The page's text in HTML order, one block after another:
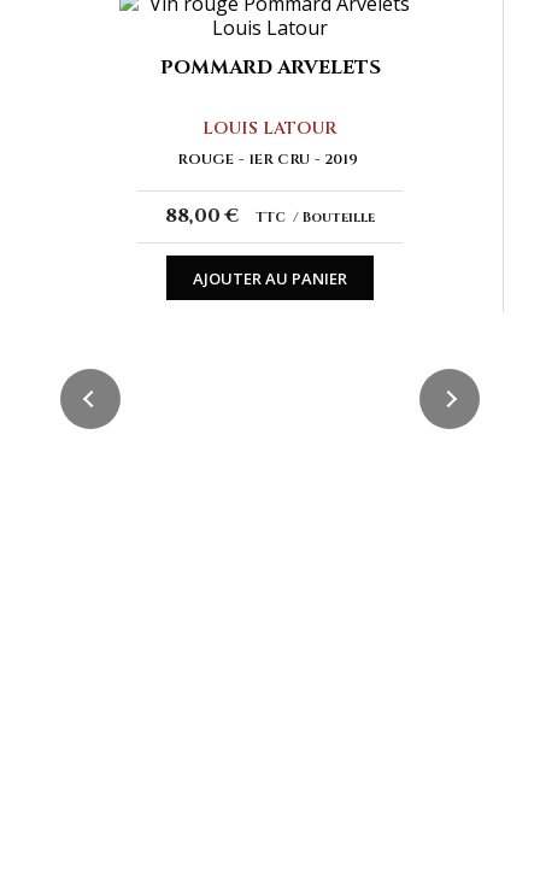
POMMARD ARVELETS
LOUIS LATOUR
ROUGE 1ER CRU 2019
88,00 € TTC Bouteille
AJOUTER AU PANIER